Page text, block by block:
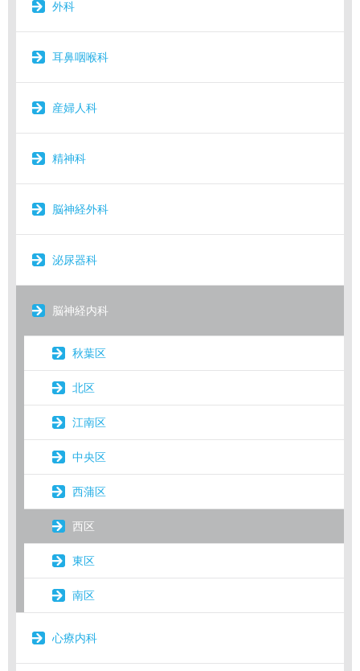
外科
耳鼻咽喉科
産婦人科
精神科
脳神経外科
泌尿器科
脳神経内科
秋葉区
北区
江南区
中央区
西蒲区
西区
東区
南区
心療内科